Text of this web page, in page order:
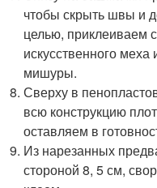
чтобы скрыть швы и
целью, приклеиваем
искусственного
мишуры.
Сверху в
всю конструкцию
оставляем в
Из нарезанных
стороной 8, 5 см,